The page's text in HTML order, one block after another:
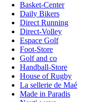
Basket-Center
Daily Bikers
Direct Running
Direct-Volley
Espace Golf
Foot-Store
Golf and co
Handball-Store
House of Rugby
La sellerie de Maé
Made in Paradis